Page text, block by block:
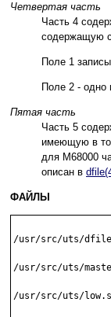
Четвертая часть
Часть 4
содержащую
Поле 1
Поле 2 - одно
Пятая часть
Часть 5
имеющую в
для M68000
описан в
ФАЙЛЫ
/usr/src/uts/dfile
/usr/src/uts/
/usr/src/uts/low.s